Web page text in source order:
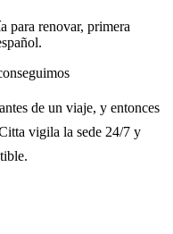
para renovar, primera
de un viaje, y entonces
vigila la sede 24/7 y